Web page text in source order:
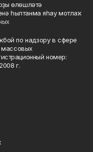
өлөшләтә
һылтанма яһау мотлаҡ.
по надзору в сфере
массовых
номер:
г.